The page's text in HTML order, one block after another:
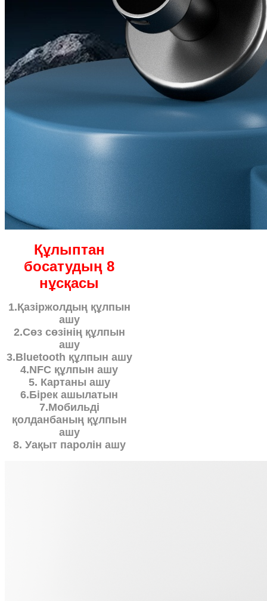
Құлыптан
босатудың 8
нұсқасы
1.Қазіржолдың құлпын
ашу
2.Сөз сөзінің құлпын
ашу
3.Bluetooth құлпын ашу
4.NFC құлпын ашу
5. Картаны ашу
6.Бірек ашылатын
7.Мобильді
қолданбаның құлпын
ашу
8. Уақыт паролін ашу